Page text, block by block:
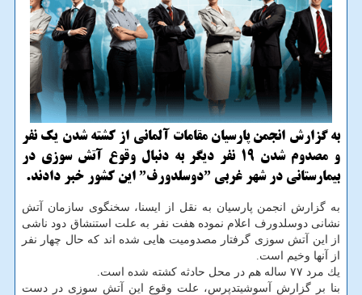
به گزارش انجمن پارسیان مقامات آلمانی از كشته شدن یك نفر
و مصدوم شدن ۱۹ نفر دیگر به دنبال وقوع آتش سوزی در
بیمارستانی در شهر غربی ˮدوسلدورفˮ این كشور خبر دادند.
به گزارش انجمن پارسیان به نقل از ایسنا، سخنگوی سازمان آتش
نشانی دوسلدورف اعلام نموده هفت نفر به علت استنشاق دود ناشی
از این آتش سوزی گرفتار مصدومیت هایی شده اند كه حال چهار نفر
از آنها وخیم است.
یك مرد ۷۷ ساله هم در محل حادثه كشته شده است.
بنا بر گزارش آسوشیتدپرس، علت وقوع این آتش سوزی در دست